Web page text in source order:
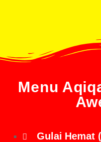
Menu
Gulai Hemat